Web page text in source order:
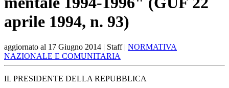
aprile 1994, n. 93)
aggiornato al 17 Giugno 2014 | Staff | NORMATIVA
NAZIONALE E COMUNITARIA
IL PRESIDENTE DELLA REPUBBLICA